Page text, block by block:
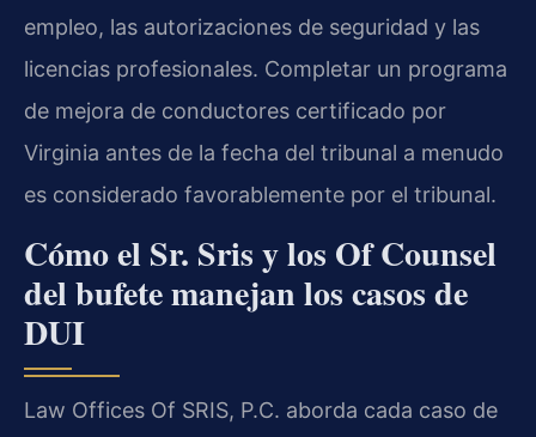
empleo, las autorizaciones de seguridad y las
licencias profesionales. Completar un programa
de mejora de conductores certificado por
Virginia antes de la fecha del tribunal a menudo
es considerado favorablemente por el tribunal.
Cómo el Sr. Sris y los Of Counsel
del bufete manejan los casos de
DUI
Law Offices Of SRIS, P.C. aborda cada caso de